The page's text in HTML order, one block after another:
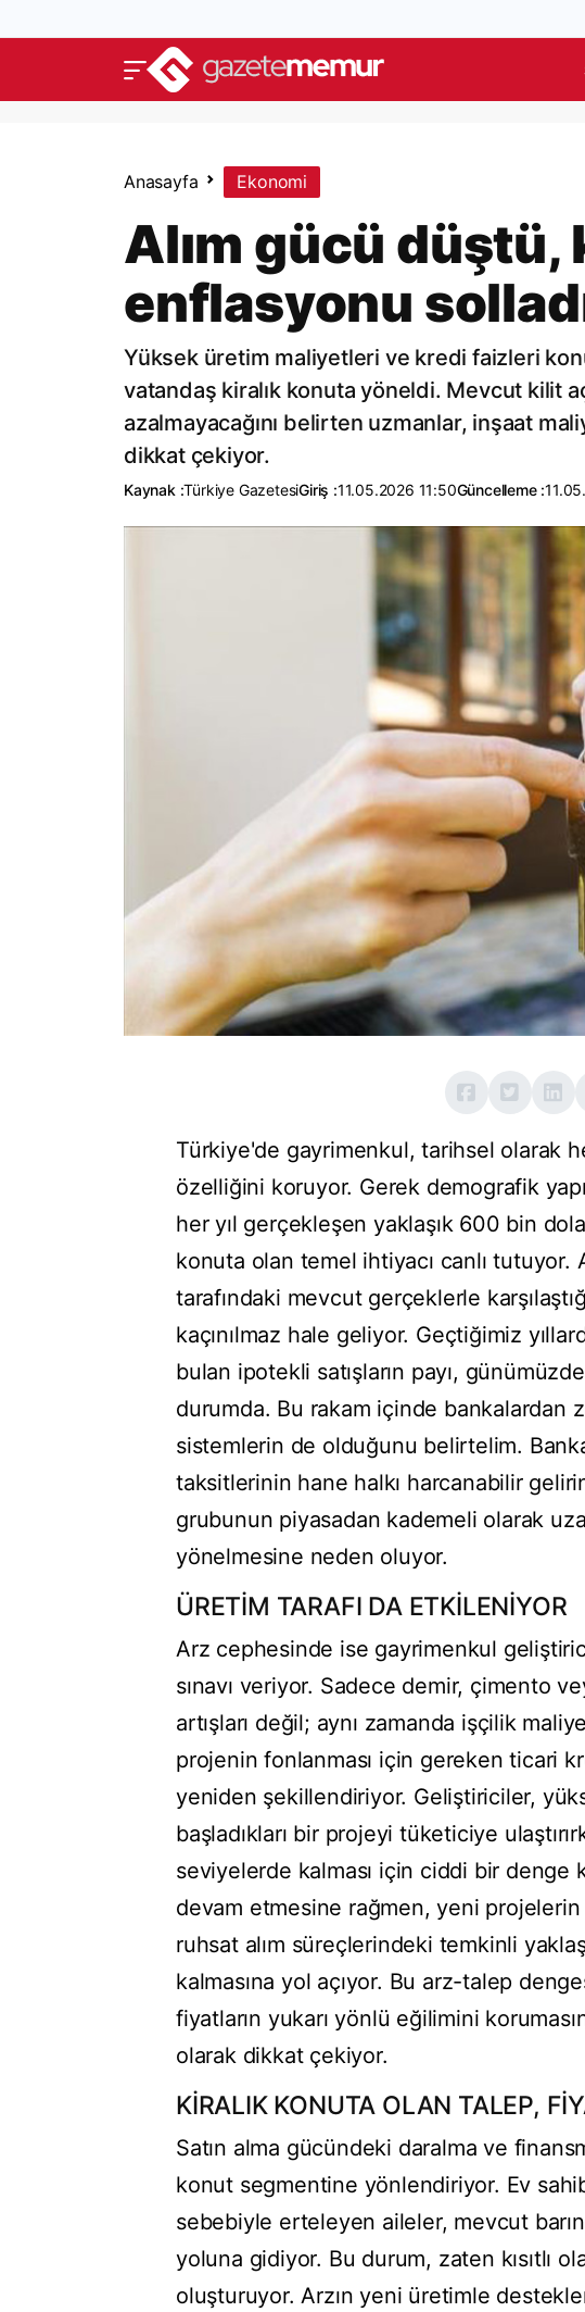
Anasayfa Ekonomi
Alım gücü düştü,
enflasyonu
Yüksek üretim maliyetleri ve kredi faizleri
vatandaş kiralık konuta yöneldi. Mevcut kilit
azalmayacağını belirten uzmanlar, inşaat
dikkat çekiyor.
Kaynak :Türkiye GazetesiGiriş :11.05.2026 11:50Güncelleme :
Türkiye'de gayrimenkul, tarihsel olarak
özelliğini koruyor. Gerek demografik
her yıl gerçekleşen yaklaşık 600 bin
konuta olan temel ihtiyacı canlı
tarafındaki mevcut gerçeklerle
kaçınılmaz hale geliyor. Geçtiğimiz
bulan ipotekli satışların payı,
durumda. Bu rakam içinde bankalardan
sistemlerin de olduğunu belirtelim.
taksitlerinin hane halkı harcanabilir
grubunun piyasadan kademeli olarak
yönelmesine neden oluyor.
ÜRETİM TARAFI DA ETKİLENİYOR
Arz cephesinde ise gayrimenkul
sınavı veriyor. Sadece demir, çimento
artışları değil; aynı zamanda işçilik
projenin fonlanması için gereken ticari
yeniden şekillendiriyor. Geliştiriciler,
başladıkları bir projeyi tüketiciye
seviyelerde kalması için ciddi bir denge
devam etmesine rağmen, yeni
ruhsat alım süreçlerindeki temkinli
kalmasına yol açıyor. Bu arz-talep
fiyatların yukarı yönlü eğilimini
olarak dikkat çekiyor.
KİRALIK KONUTA OLAN TALEP,
Satın alma gücündeki daralma ve
konut segmentine yönlendiriyor. Ev
sebebiyle erteleyen aileler, mevcut
yoluna gidiyor. Bu durum, zaten kısıtlı
oluşturuyor. Arzın yeni üretimle